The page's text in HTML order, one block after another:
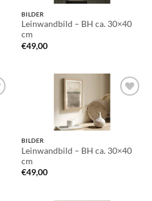
BILDER
Leinwandbild – BH ca. 30×40
cm
€49,00
Auf die
Wunschliste
BILDER
Leinwandbild – BH ca. 30×40
cm
€49,00